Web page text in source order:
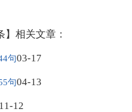
】相关文章：
句03-17
句04-13
11-12